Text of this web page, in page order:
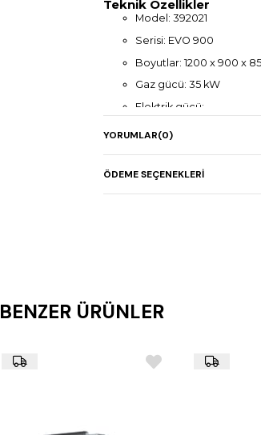
Teknik Özellikler
Model: 392021
Serisi: EVO 900
Boyutlar: 1200 x 900 x
Gaz gücü: 35 kW
Elektrik gücü: -
Ağırlık: 207 kg
YORUMLAR(0)
ÖDEME SEÇENEKLERI
BENZER ÜRÜNLER